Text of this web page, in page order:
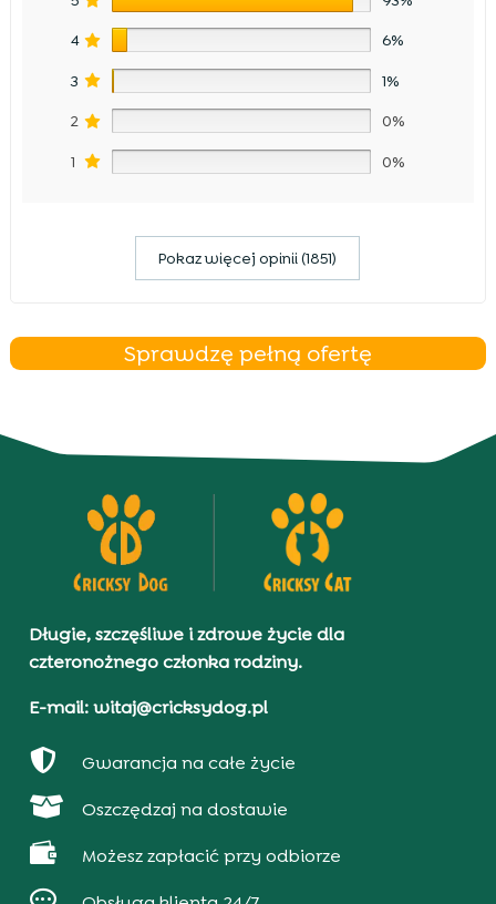
4 6%
3 1%
2 0%
1 0%
Pokaz więcej opinii (1851)
Sprawdzę pełną ofertę
Długie, szczęśliwe i zdrowe życie dla
czteronożnego członka rodziny.
E-mail: witaj@cricksydog.pl
 Gwarancja na całe życie
 Oszczędzaj na dostawie
 Możesz zapłacić przy odbiorze